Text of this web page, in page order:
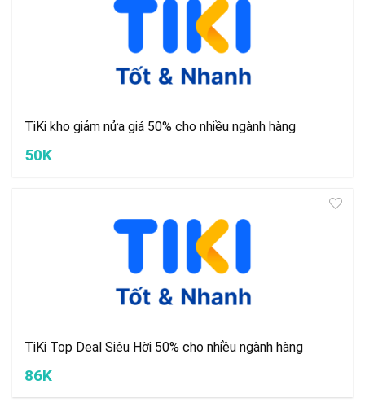
TiKi kho giảm nửa giá 50% cho nhiều ngành hàng
50K
TiKi Top Deal Siêu Hời 50% cho nhiều ngành hàng
86K